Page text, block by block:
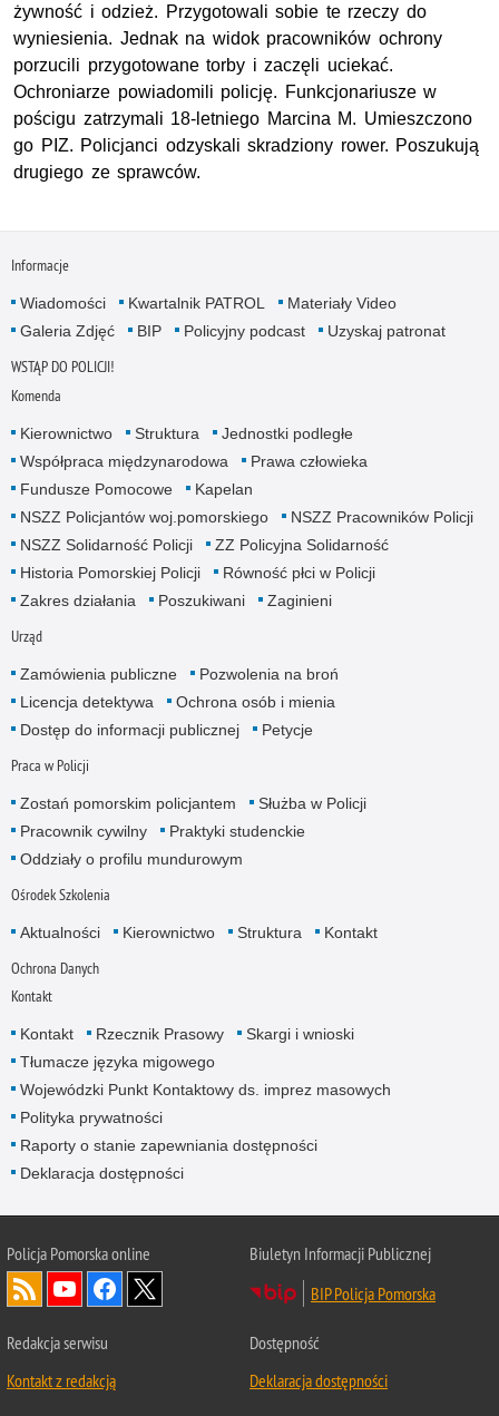
żywność i odzież. Przygotowali sobie te rzeczy do
wyniesienia. Jednak na widok pracowników ochrony
porzucili przygotowane torby i zaczęli uciekać.
Ochroniarze powiadomili policję. Funkcjonariusze w
pościgu zatrzymali 18-letniego Marcina M. Umieszczono
go PIZ. Policjanci odzyskali skradziony rower. Poszukują
drugiego ze sprawców.
Informacje
Wiadomości Kwartalnik PATROL
Materiały Video
Galeria Zdjęć
BIP Policyjny podcast Uzyskaj patronat
WSTĄP DO POLICJI!
Komenda
Kierownictwo Struktura
Jednostki podległe
Współpraca międzynarodowa
Prawa człowieka
Fundusze Pomocowe
Kapelan
NSZZ Policjantów woj.pomorskiego
NSZZ Pracowników Policji
NSZZ Solidarność Policji
ZZ Policyjna Solidarność
Historia Pomorskiej Policji
Równość płci w Policji
Zakres działania
Poszukiwani Zaginieni
Urząd
Zamówienia publiczne
Pozwolenia na broń
Licencja detektywa
Ochrona osób i mienia
Dostęp do informacji publicznej
Petycje
Praca w Policji
Zostań pomorskim policjantem
Służba w Policji
Pracownik cywilny
Praktyki studenckie
Oddziały o profilu mundurowym
Ośrodek Szkolenia
Aktualności Kierownictwo Struktura Kontakt
Ochrona Danych
Kontakt
Kontakt Rzecznik Prasowy
Skargi i wnioski
Tłumacze języka migowego
Wojewódzki Punkt Kontaktowy ds. imprez masowych
Polityka prywatności
Raporty o stanie zapewniania dostępności
Deklaracja dostępności
Policja Pomorska online
Biuletyn Informacji Publicznej
BIP Policja Pomorska
Redakcja serwisu
Kontakt z redakcją
Dostępność
Deklaracja dostępności